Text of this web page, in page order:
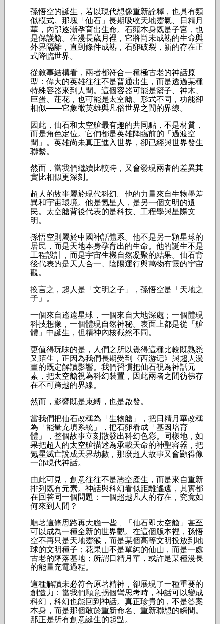
孫悟空的誕生，若以現代想像重新詮釋，也具有類
似模式。那塊「仙石」長期吸收天地靈氣、日精月
華，內部逐漸孕育出生命。石頭本身既是子宮，也
是保護艙。在漫長歲月裡，它將尚未成熟的生命與
外界隔離，直到條件成熟，石卵破裂，新的存在正
式降臨世界。
從敘事結構看，兩者都符合一種極古老的神話原
型：偉大的英雄往往不是普通出生，而是透過某種
特殊容器來到人間。這個容器可能是籃子、神木、
巨蛋、蓮花，也可能是太空艙。形式不同，功能卻
相似——它象徵英雄與凡俗世界之間的界線。
因此，仙石和太空艙最有趣的共同點，不是材質，
而是角色定位。它們都是英雄降臨前的「過渡空
間」。英雄尚未真正進入世界，卻已經與世界發生
聯繫。
然而，當我們繼續比較時，又會發現兩者的差異其
實比相似更深刻。
超人的故事屬於現代科幻。他的力量來自生物學差
異和宇宙環境。他是氪星人，是另一個文明的遺
民。太空艙背後代表的是科技、工程學與星際文
明。
孫悟空則屬於中國神話體系。他不是另一顆星球的
居民，而是天地本身孕育出的生命。他的誕生不是
工程設計，而是宇宙生機自然凝聚的結果。仙石背
後代表的是天人合一、陰陽運行與萬物有靈的宇宙
觀。
換言之，超人是「文明之子」，孫悟空是「天地之
子」。
一個來自遙遠星球，一個來自大地深處；一個體現
科技想像，一個體現自然神秘。表面上都是從「艙
體」中誕生，但精神內核截然不同。
更值得玩味的是，人們之所以覺得這種比較既熟悉
又陌生，正因為我們長期受到《西游记》與超人漫
畫的既定解讀影響。我們習慣把仙石視為神話元
素，把太空艙視為科幻裝置，因此兩者之間彷彿存
在不可跨越的界線。
然而，影響既是束縛，也是啟發。
當我們把仙石改稱為「生物艙」，把日精月華改稱
為「能量充填系統」，把石卵看成「基因培育
體」，整個故事立刻散發出科幻色彩。同樣地，如
果把超人的太空艙描述為承載天命的神聖容器，把
氪星滅亡說成天界劫數，那麼超人故事又會顯得像
一部現代神話。
由此可見，創意往往不是憑空產生，而是來自重新
排列既有元素。神話與科幻看似距離遙遠，其實都
在回答同一個問題：一個超越凡人的存在，究竟如
何來到人間？
順著這條思路再大膽一些，「仙石即太空艙」甚至
可以成為一種全新的世界觀。在這個版本裡，孫悟
空不再只是天地靈猴，而是某個高等文明投放到地
球的文明種子；花果山不是單純的仙山，而是一處
古老的降落基地；所謂日精月華，或許是某種漫長
的能量充電過程。
這種解讀未必符合原著精神，卻展現了一種重要的
創造力：當我們願意拐個彎思考時，神話可以變成
科幻，科幻也能回到神話。真正珍貴的，不是答案
本身，而是那個敢於重新命名、重新聯想的瞬間。
那正是所有創意誕生的起點。